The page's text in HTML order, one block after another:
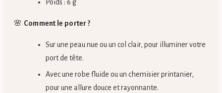
Poids : 6 g
🌸 Comment le porter ?
Sur une peau nue ou un col clair, pour illuminer votre
port de tête.
Avec une robe fluide ou un chemisier printanier,
pour une allure douce et rayonnante.